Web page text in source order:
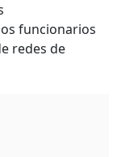
funcionarios
redes de